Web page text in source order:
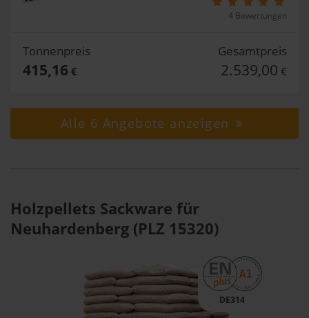
4 Bewertungen
Tonnenpreis
415,16 €
Gesamtpreis
2.539,00 €
Alle 6 Angebote anzeigen
Holzpellets Sackware für
Neuhardenberg (PLZ 15320)
DE314